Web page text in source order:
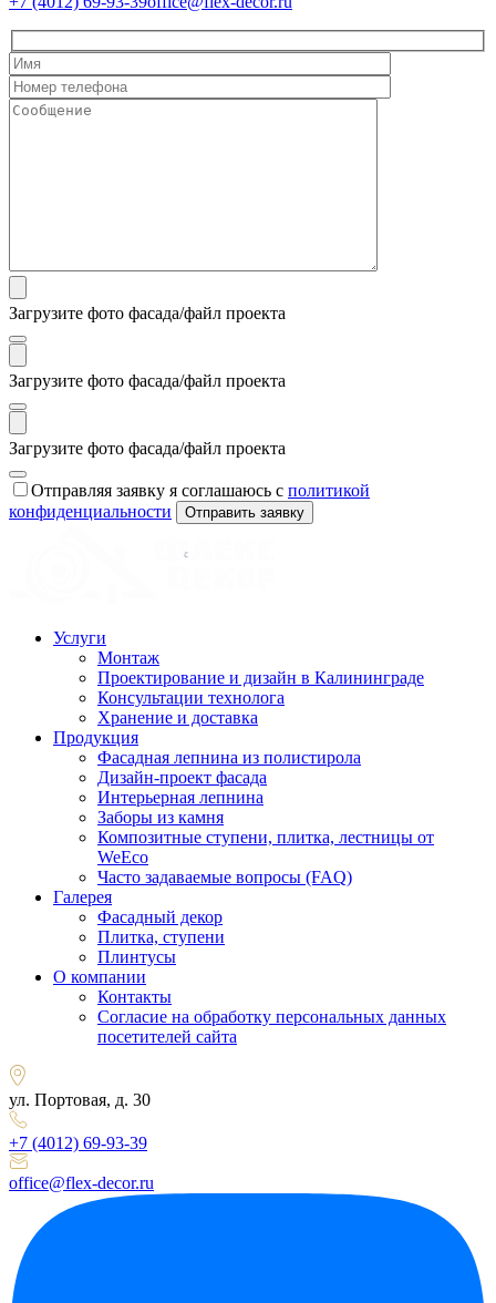
Загрузите фото фасада/файл проекта
Загрузите фото фасада/файл проекта
Загрузите фото фасада/файл проекта
Отправляя заявку я соглашаюсь с политикой
конфиденциальности
Отправить заявку
Услуги
Монтаж
Проектирование и дизайн в Калининграде
Консультации технолога
Хранение и доставка
Продукция
Фасадная лепнина из полистирола
Дизайн-проект фасада
Интерьерная лепнина
Заборы из камня
Композитные ступени, плитка, лестницы от
WeEco
Часто задаваемые вопросы (FAQ)
Галерея
Фасадный декор
Плитка, ступени
Плинтусы
О компании
Контакты
Согласие на обработку персональных данных
посетителей сайта
ул. Портовая, д. 30
+7 (4012) 69-93-39
office@flex-decor.ru